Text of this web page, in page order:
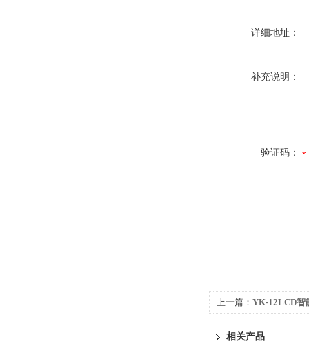
详细地址：
补充说明：
验证码：
上一篇： YK-12LCD智
相关产品